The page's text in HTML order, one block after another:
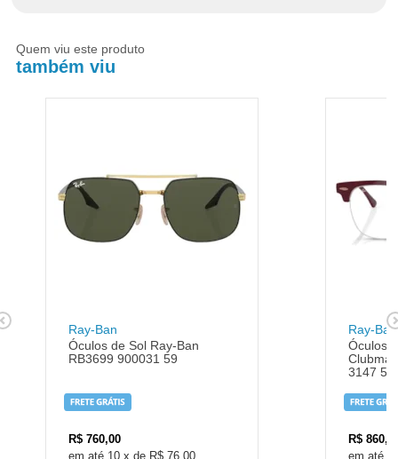
Quem viu este produto
também viu
Ray-Ban
Óculos de Sol Ray-Ban
RB3699 900031 59
R$ 760,00
10 x de R$ 76,00
Ray-Ban
Óculos
3147 50
R$